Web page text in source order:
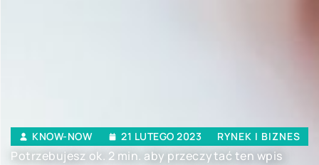
KNOW-NOW 21 LUTEGO 2023 RYNEK I BIZNES
Potrzebujesz ok. 2 min. aby przeczytać ten wpis